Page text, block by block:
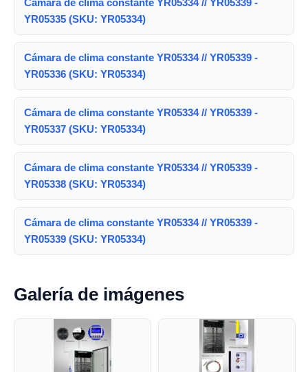
Cámara de clima constante YR05334 // YR05339 -
YR05335 (SKU: YR05334)
Cámara de clima constante YR05334 // YR05339 -
YR05336 (SKU: YR05334)
Cámara de clima constante YR05334 // YR05339 -
YR05337 (SKU: YR05334)
Cámara de clima constante YR05334 // YR05339 -
YR05338 (SKU: YR05334)
Cámara de clima constante YR05334 // YR05339 -
YR05339 (SKU: YR05334)
Galería de imágenes